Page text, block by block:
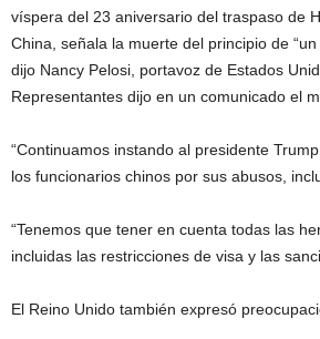
víspera del 23 aniversario del traspaso de
China, señala la muerte del principio de “un
dijo Nancy Pelosi, portavoz de Estados
Representantes dijo en un comunicado el
“Continuamos instando al presidente
los funcionarios chinos por sus abusos,
“Tenemos que tener en cuenta todas las
incluidas las restricciones de visa y las
El Reino Unido también expresó